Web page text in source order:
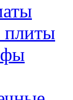
плиты